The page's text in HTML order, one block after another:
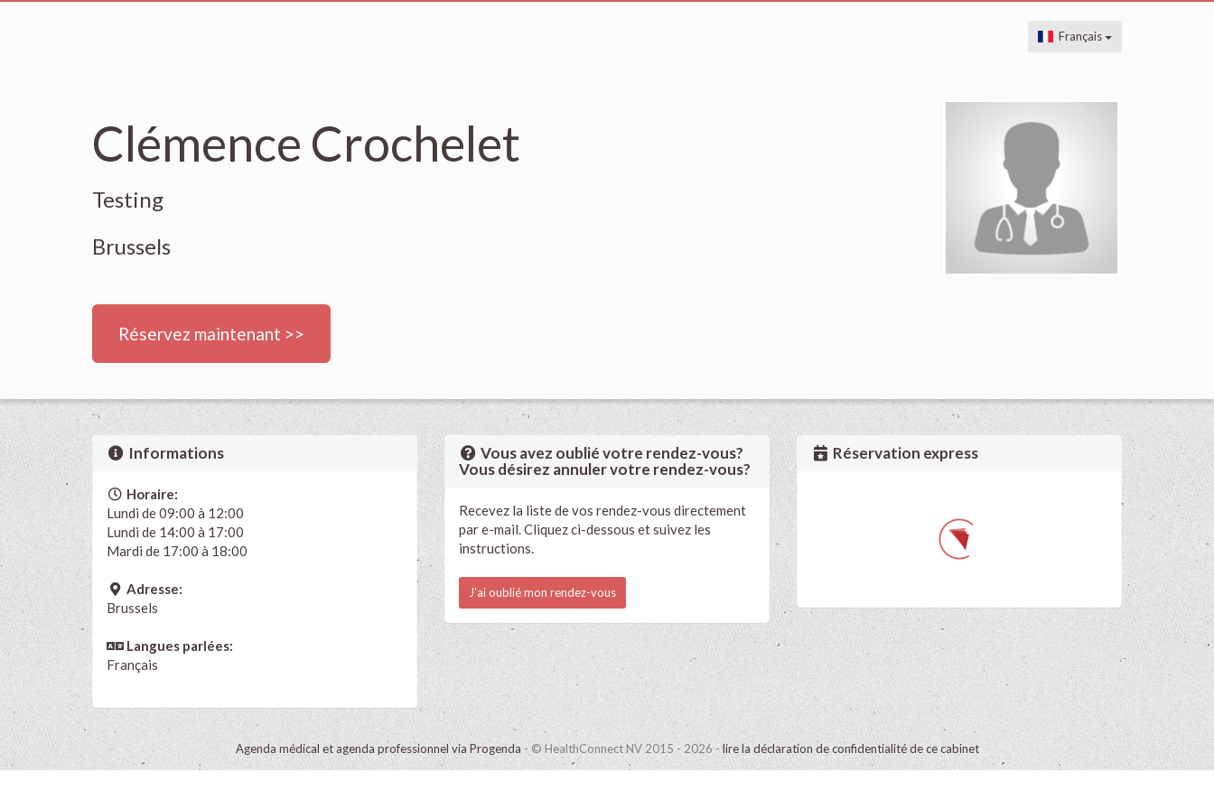
Français
Clémence Crochelet
Testing
Brussels
Réservez maintenant >>
Informations
Horaire:
Lundi de 09:00 à 12:00
Lundi de 14:00 à 17:00
Mardi de 17:00 à 18:00
Adresse:
Brussels
Langues parlées:
Français
Vous avez oublié votre rendez-vous?
Vous désirez annuler votre rendez-vous?
Recevez la liste de vos rendez-vous directement
par e-mail. Cliquez ci-dessous et suivez les
instructions.
J'ai oublié mon rendez-vous
Réservation express
Agenda médical et agenda professionnel via Progenda - © HealthConnect NV 2015 - 2026 -lire la déclaration de confidentialité de ce cabinet